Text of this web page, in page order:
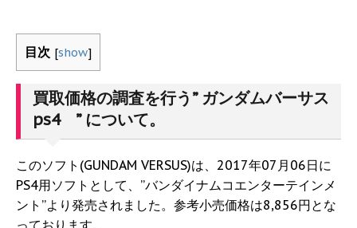
目次 [show]
買取価格の調査を行う” ガンダムバーサス
ps4 ” について。
このソフト(GUNDAM VERSUS)は、2017年07月06日に
PS4用ソフトとして、”バンダイナムコエンターテインメ
ント”より発売されました。参考小売価格は8,856円とな
っております。